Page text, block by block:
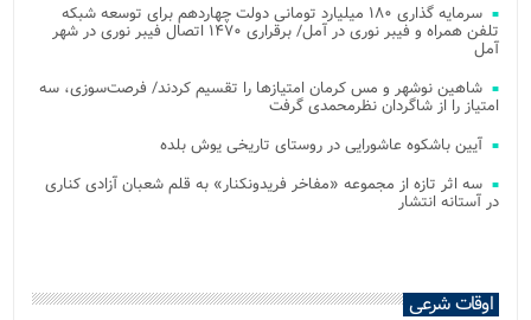
سرمایه گذاری ۱۸۰ میلیارد تومانی دولت چهاردهم برای توسعه شبکه
تلفن همراه و فیبر نوری در آمل/ برقراری ۱۴۷۰ اتصال فیبر نوری در شهر
آمل
شاهین نوشهر و مس کرمان امتیازها را تقسیم کردند/ فرصت‌سوزی، سه
امتیاز را از شاگردان نظرمحمدی گرفت
آیین باشکوه عاشورایی در روستای تاریخی یوش بلده
سه اثر تازه از مجموعه «مفاخر فریدونکنار» به قلم شعبان آزادی کناری
در آستانه انتشار
اوقات شرعی